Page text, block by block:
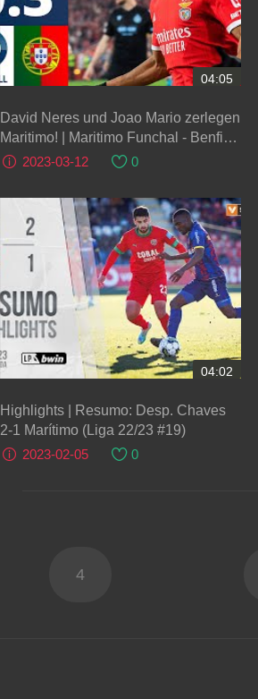
04:05
David Neres und Joao Mario zerlegen
Maritimo! | Maritimo Funchal - Benfica
Lissabon
2023-03-12 0
04:02
Highlights | Resumo: Desp. Chaves
2-1 Marítimo (Liga 22/23 #19)
2023-02-05
0
4